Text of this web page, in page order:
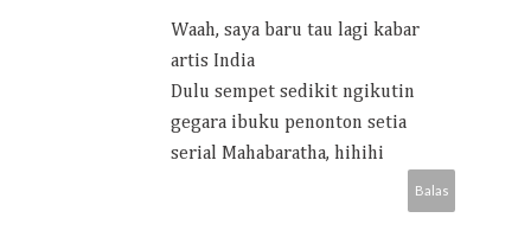
Waah, saya baru tau lagi kabar
artis India
Dulu sempet sedikit ngikutin
gegara ibuku penonton setia
serial Mahabaratha, hihihi
Balas